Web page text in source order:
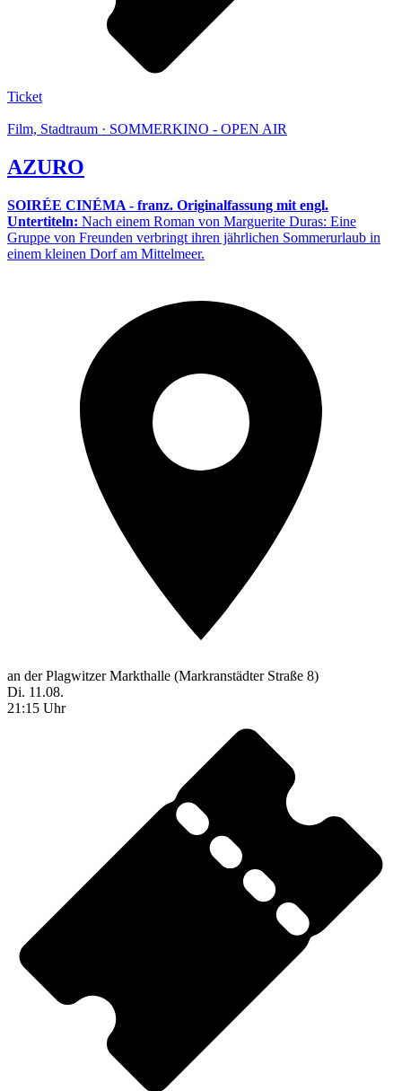
Ticket
Film, Stadtraum · SOMMERKINO - OPEN AIR
AZURO
SOIRÉE CINÉMA - franz. Originalfassung mit engl.
Untertiteln: Nach einem Roman von Marguerite Duras: Eine
Gruppe von Freunden verbringt ihren jährlichen Sommerurlaub in
einem kleinen Dorf am Mittelmeer.
an der Plagwitzer Markthalle (Markranstädter Straße 8)
Di. 11.08.
21:15 Uhr